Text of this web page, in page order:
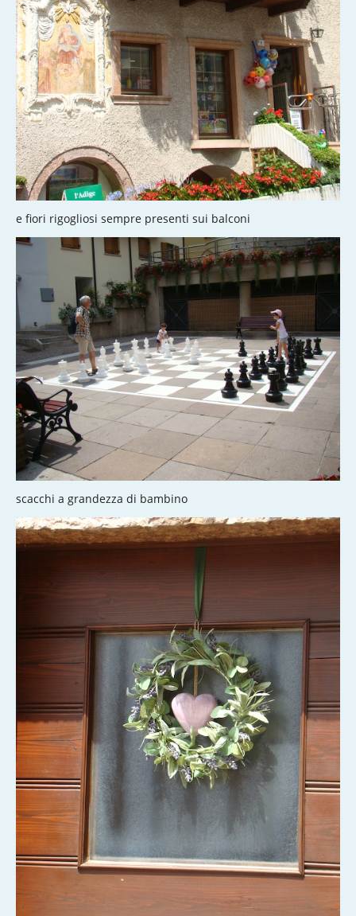
e fiori rigogliosi sempre presenti sui balconi
scacchi a grandezza di bambino